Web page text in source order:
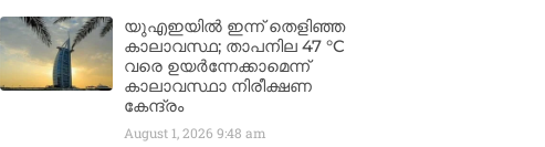
യുഎഇയിൽ ഇന്ന് തെളിഞ്ഞ
കാലാവസ്ഥ; താപനില 47 °C
വരെ ഉയർന്നേക്കാമെന്ന്
കാലാവസ്ഥാ നിരീക്ഷണ
കേന്ദ്രം
August 1, 2026 9:48 am